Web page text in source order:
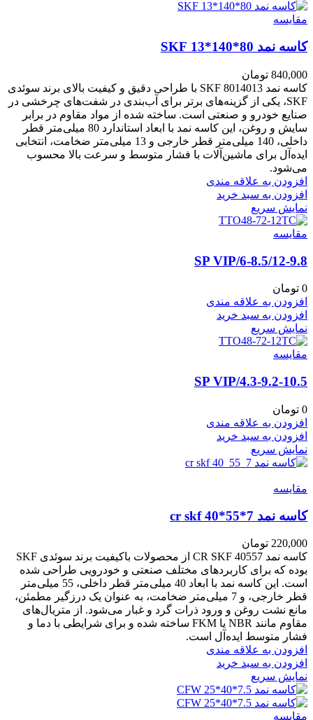
مقايسه
کاسه نمد 80*140*13 SKF
840,000 تومان
کاسه نمد 8014013 SKF با طراحی دقیق و کیفیت بالای برند سوئدی
SKF، یکی از گزینه‌های برتر برای آب‌بندی در شفت‌های چرخشی در
صنایع خودرو و صنعتی است. ساخته شده از مواد مقاوم در برابر
سایش و روغن، این کاسه نمد با ابعاد استاندارد 80 میلی‌متر قطر
داخلی، 140 میلی‌متر قطر خارجی و 13 میلی‌متر ضخامت، انتخابی
ایده‌آل برای ماشین‌آلات با فشار متوسط و سرعت بالا محسوب
می‌شود.
افزودن به علاقه مندی
افزودن به سبد خرید
نمایش سریع
مقايسه
6-8.5/12-9.8/SP VIP
0 تومان
افزودن به علاقه مندی
افزودن به سبد خرید
نمایش سریع
مقايسه
4.3-9.2-10.5/SP VIP
0 تومان
افزودن به علاقه مندی
افزودن به سبد خرید
نمایش سریع
مقايسه
کاسه نمد cr skf 40*55*7
220,000 تومان
کاسه نمد CR SKF 40557 از محصولات باکیفیت برند سوئدی SKF
بوده که برای کاربردهای مختلف صنعتی و خودرویی طراحی شده
است. این کاسه نمد با ابعاد 40 میلی‌متر قطر داخلی، 55 میلی‌متر
قطر خارجی، و 7 میلی‌متر ضخامت، به عنوان یک درزگیر مطمئن،
مانع نشت روغن و ورود ذرات گرد و غبار می‌شود. از متریال‌های
مقاوم مانند NBR یا FKM ساخته شده و برای شرایطی با دما و
فشار متوسط ایده‌آل است.
افزودن به علاقه مندی
افزودن به سبد خرید
نمایش سریع
مقايسه